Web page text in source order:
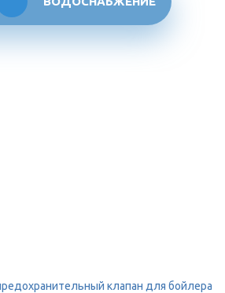
клапан для бойлера